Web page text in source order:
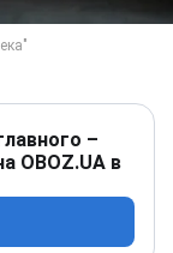
–
OBOZ.UA в